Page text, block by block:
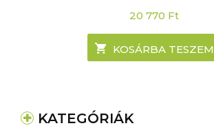
20 770 Ft
KOSÁRBA TESZEM
KATEGÓRIÁK